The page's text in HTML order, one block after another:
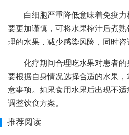
白细胞严重降低意味着免疫
要更加谨慎，可将水果榨汁后煮
理的水果，减少感染风险，同时咨
化疗期间合理吃水果对患者
要根据自身情况选择合适的水果
意事项。如果食用水果后出现不适
调整饮食方案。
推荐阅读